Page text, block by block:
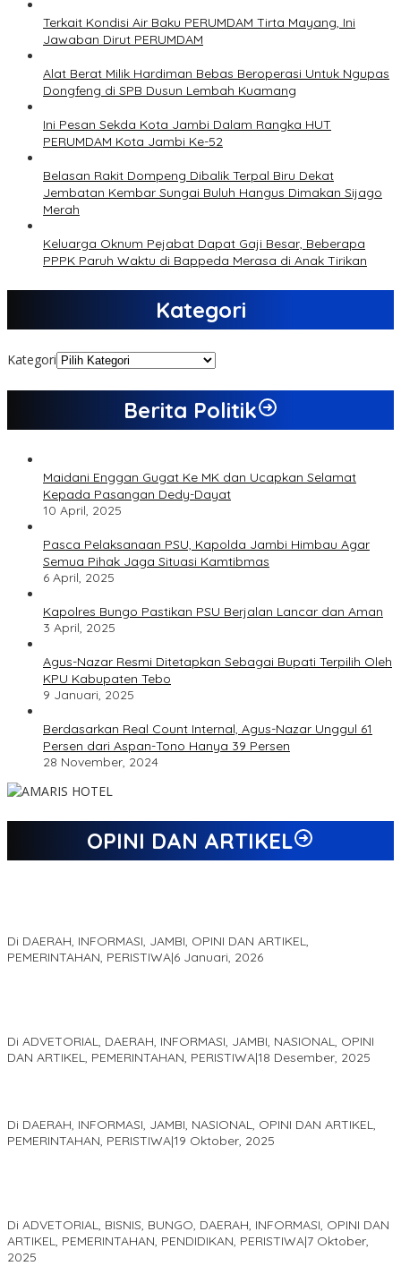
Terkait Kondisi Air Baku PERUMDAM Tirta Mayang, Ini
Jawaban Dirut PERUMDAM
Alat Berat Milik Hardiman Bebas Beroperasi Untuk Ngupas
Dongfeng di SPB Dusun Lembah Kuamang
Ini Pesan Sekda Kota Jambi Dalam Rangka HUT
PERUMDAM Kota Jambi Ke-52
Belasan Rakit Dompeng Dibalik Terpal Biru Dekat
Jembatan Kembar Sungai Buluh Hangus Dimakan Sijago
Merah
Keluarga Oknum Pejabat Dapat Gaji Besar, Beberapa
PPPK Paruh Waktu di Bappeda Merasa di Anak Tirikan
Kategori
Kategori
Berita Politik
Maidani Enggan Gugat Ke MK dan Ucapkan Selamat
Kepada Pasangan Dedy-Dayat
10 April, 2025
Pasca Pelaksanaan PSU, Kapolda Jambi Himbau Agar
Semua Pihak Jaga Situasi Kamtibmas
6 April, 2025
Kapolres Bungo Pastikan PSU Berjalan Lancar dan Aman
3 April, 2025
Agus-Nazar Resmi Ditetapkan Sebagai Bupati Terpilih Oleh
KPU Kabupaten Tebo
9 Januari, 2025
Berdasarkan Real Count Internal, Agus-Nazar Unggul 61
Persen dari Aspan-Tono Hanya 39 Persen
28 November, 2024
OPINI DAN ARTIKEL
Di DAERAH, INFORMASI, JAMBI, OPINI DAN ARTIKEL,
PEMERINTAHAN, PERISTIWA|6 Januari, 2026
Di ADVETORIAL, DAERAH, INFORMASI, JAMBI, NASIONAL, OPINI
DAN ARTIKEL, PEMERINTAHAN, PERISTIWA|18 Desember, 2025
Di DAERAH, INFORMASI, JAMBI, NASIONAL, OPINI DAN ARTIKEL,
PEMERINTAHAN, PERISTIWA|19 Oktober, 2025
Di ADVETORIAL, BISNIS, BUNGO, DAERAH, INFORMASI, OPINI DAN
ARTIKEL, PEMERINTAHAN, PENDIDIKAN, PERISTIWA|7 Oktober,
2025